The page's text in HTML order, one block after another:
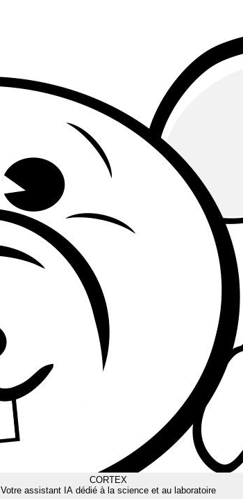
CORTEX
Votre assistant IA dédié à la science et au laboratoire